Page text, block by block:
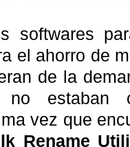
softwares
el ahorro de
de la
estaban
vez que
Rename